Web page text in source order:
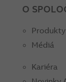
O
Médiá
Kariéra